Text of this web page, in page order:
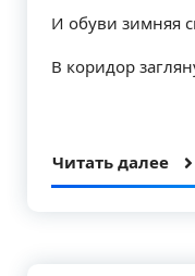
И обуви зимняя
В коридор
Читать далее